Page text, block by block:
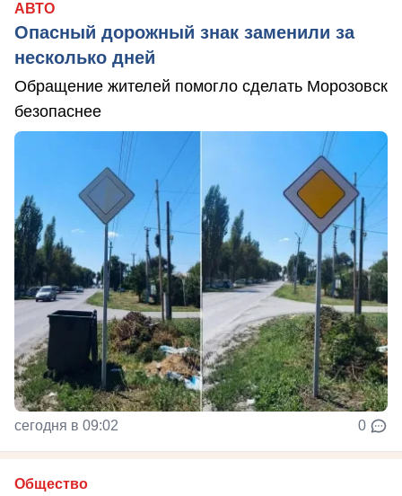
АВТО
Опасный дорожный знак заменили за
несколько дней
Обращение жителей помогло сделать Морозовск
безопаснее
сегодня в 09:02 0
Общество